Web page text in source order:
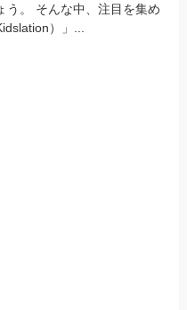
う。 そんな中、注目を集め
）」...